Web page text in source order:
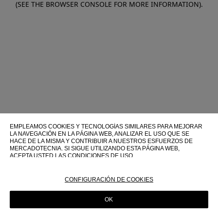
(SEE THE BROWSER CONSOLE FOR MORE INFORMATION).
EMPLEAMOS COOKIES Y TECNOLOGÍAS SIMILARES PARA MEJORAR
LA NAVEGACIÓN EN LA PÁGINA WEB, ANALIZAR EL USO QUE SE
HACE DE LA MISMA Y CONTRIBUIR A NUESTROS ESFUERZOS DE
MERCADOTECNIA. SI SIGUE UTILIZANDO ESTA PÁGINA WEB,
ACEPTA USTED LAS CONDICIONES DE USO.
SOBRE SU USO EN ESTA PÁGINA WEB, CONSULTE NUESTRA
CONFIGURACIÓN DE COOKIES
OK